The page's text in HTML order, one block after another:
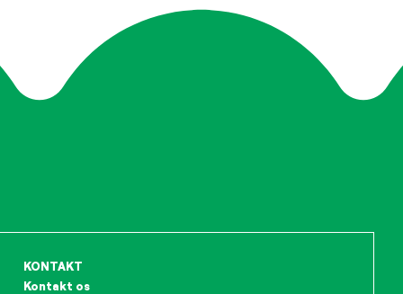
KONTAKT
Kontakt os